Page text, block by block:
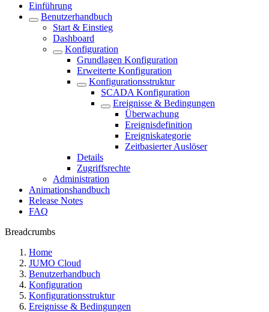
Einführung
Benutzerhandbuch
Start & Einstieg
Dashboard
Konfiguration
Grundlagen Konfiguration
Erweiterte Konfiguration
Konfigurationsstruktur
SCADA Konfiguration
Ereignisse & Bedingungen
Überwachung
Ereignisdefinition
Ereigniskategorie
Zeitbasierter Auslöser
Details
Zugriffsrechte
Administration
Animationshandbuch
Release Notes
FAQ
Breadcrumbs
Home
JUMO Cloud
Benutzerhandbuch
Konfiguration
Konfigurationsstruktur
Ereignisse & Bedingungen